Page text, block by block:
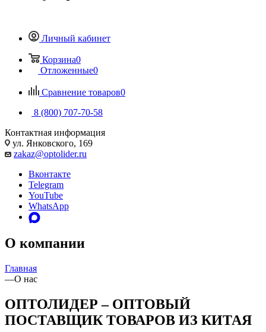
Личный кабинет
Корзина0
Отложенные0
Сравнение товаров0
8 (800) 707-70-58
Контактная информация
ул. Янковского, 169
zakaz@optolider.ru
Вконтакте
Telegram
YouTube
WhatsApp
О компании
Главная
—О нас
ОПТОЛИДЕР – ОПТОВЫЙ
ПОСТАВЩИК ТОВАРОВ ИЗ КИТАЯ